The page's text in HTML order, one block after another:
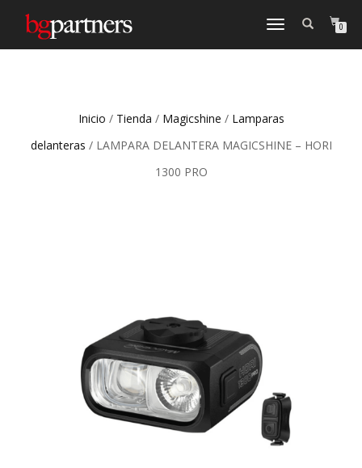
CAMBIAR
0
Inicio / Tienda / Magicshine / Lamparas
delanteras / LAMPARA DELANTERA MAGICSHINE – HORI
1300 PRO